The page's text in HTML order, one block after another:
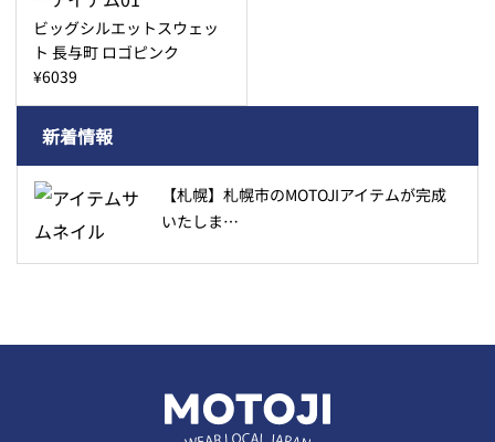
新着情報
【札幌】札幌市のMOTOJIアイテムが完成
いたしま…
ビッグシルエットスウェッ
ト 長与町 ロゴピンク
¥6039